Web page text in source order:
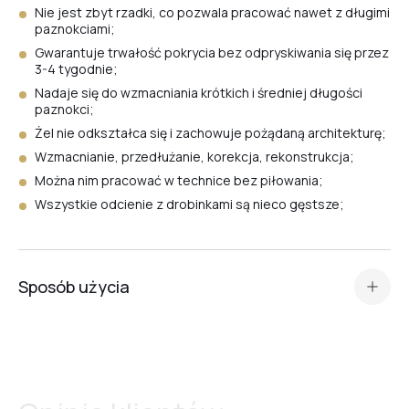
Nie jest zbyt rzadki, co pozwala pracować nawet z długimi
paznokciami;
Gwarantuje trwałość pokrycia bez odpryskiwania się przez
3-4 tygodnie;
Nadaje się do wzmacniania krótkich i średniej długości
paznokci;
Żel nie odkształca się i zachowuje pożądaną architekturę;
Wzmacnianie, przedłużanie, korekcja, rekonstrukcja;
Można nim pracować w technice bez piłowania;
Wszystkie odcienie z drobinkami są nieco gęstsze;
Sposób użycia